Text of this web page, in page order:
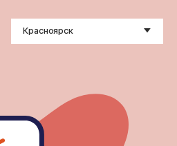
Красноярск